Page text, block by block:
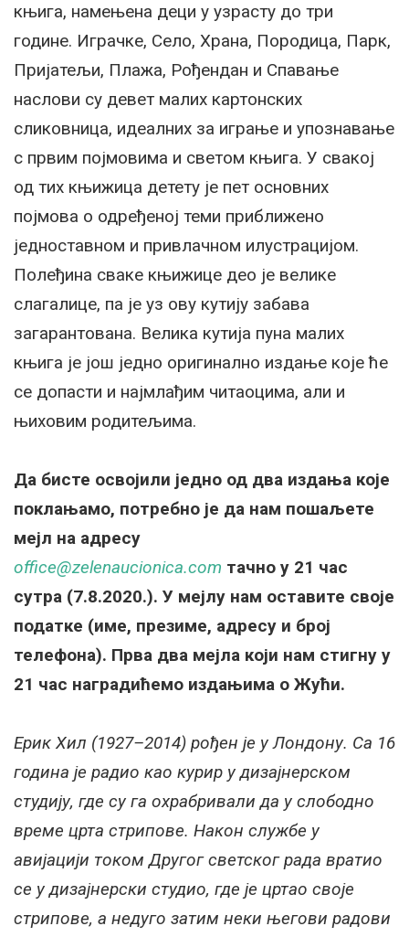
књига, намењена деци у узрасту до три
године. Играчке, Село, Храна, Породица, Парк,
Пријатељи, Плажа, Рођендан и Спавање
наслови су девет малих картонских
сликовница, идеалних за играње и упознавање
с првим појмовима и светом књига. У свакој
од тих књижица детету је пет основних
појмова о одређеној теми приближено
једноставном и привлачном илустрацијом.
Полеђина сваке књижице део је велике
слагалице, па је уз ову кутију забава
загарантована. Велика кутија пуна малих
књига је још једно оригинално издање које ће
се допасти и најмлађим читаоцима, али и
њиховим родитељима.
Да бисте освојили једно од два издања које
поклањамо, потребно је да нам пошаљете
мејл на адресу
office@zelenaucionica.com тачно у 21 час
сутра (7.8.2020.). У мејлу нам оставите своје
податке (име, презиме, адресу и број
телефона). Прва два мејла који нам стигну у
21 час наградићемо издањима о Жући.
Ерик Хил (1927–2014) рођен је у Лондону. Са 16
година је радио као курир у дизајнерском
студију, где су га охрабривали да у слободно
време црта стрипове. Након службе у
авијацији током Другог светског рада вратио
се у дизајнерски студио, где је цртао своје
стрипове, а недуго затим неки његови радови